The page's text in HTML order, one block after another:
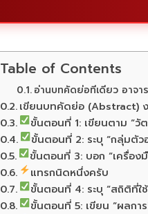
Table of Contents
อ่านบทคัดย่อทีเดียว อาจา
เขียนบทคัดย่อ (Abstract) ง
ขั้นตอนที่ 1: เขียนตาม “วั
ขั้นตอนที่ 2: ระบุ “กลุ่มตัว
ขั้นตอนที่ 3: บอก “เครื่อง
แทรกนิดหนึ่งครับ
ขั้นตอนที่ 4: ระบุ “สถิติที่ใช้
ขั้นตอนที่ 5: เขียน “ผลกา